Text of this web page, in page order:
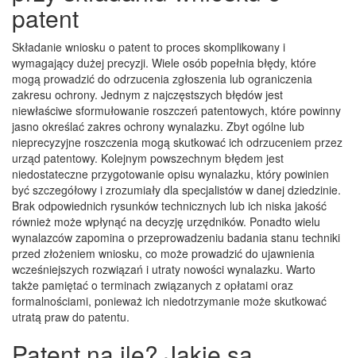
patent
Składanie wniosku o patent to proces skomplikowany i
wymagający dużej precyzji. Wiele osób popełnia błędy, które
mogą prowadzić do odrzucenia zgłoszenia lub ograniczenia
zakresu ochrony. Jednym z najczęstszych błędów jest
niewłaściwe sformułowanie roszczeń patentowych, które powinny
jasno określać zakres ochrony wynalazku. Zbyt ogólne lub
nieprecyzyjne roszczenia mogą skutkować ich odrzuceniem przez
urząd patentowy. Kolejnym powszechnym błędem jest
niedostateczne przygotowanie opisu wynalazku, który powinien
być szczegółowy i zrozumiały dla specjalistów w danej dziedzinie.
Brak odpowiednich rysunków technicznych lub ich niska jakość
również może wpłynąć na decyzję urzędników. Ponadto wielu
wynalazców zapomina o przeprowadzeniu badania stanu techniki
przed złożeniem wniosku, co może prowadzić do ujawnienia
wcześniejszych rozwiązań i utraty nowości wynalazku. Warto
także pamiętać o terminach związanych z opłatami oraz
formalnościami, ponieważ ich niedotrzymanie może skutkować
utratą praw do patentu.